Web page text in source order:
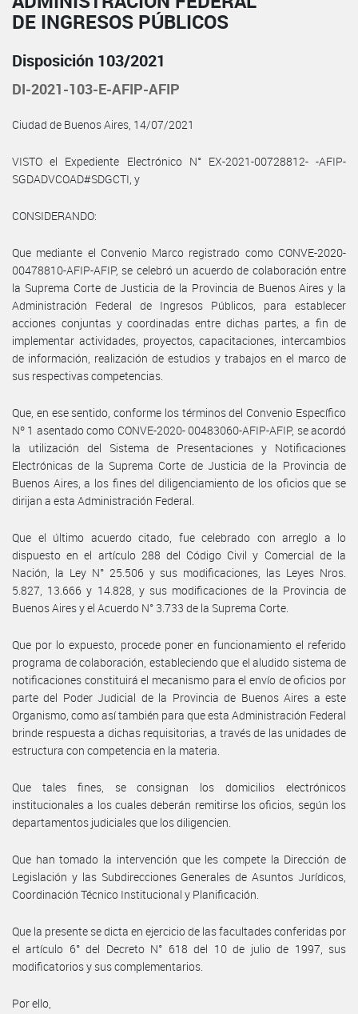
DE INGRESOS PÚBLICOS
Disposición 103/2021
DI-2021-103-E-AFIP-AFIP
Ciudad de Buenos Aires, 14/07/2021
VISTO el Expediente Electrónico N° EX-2021-00728812- -AFIP-
SGDADVCOAD#SDGCTI, y
CONSIDERANDO:
Que mediante el Convenio Marco registrado como CONVE-2020-
00478810-AFIP-AFIP, se celebró un acuerdo de colaboración entre
la Suprema Corte de Justicia de la Provincia de Buenos Aires y la
Administración Federal de Ingresos Públicos, para establecer
acciones conjuntas y coordinadas entre dichas partes, a fin de
implementar actividades, proyectos, capacitaciones, intercambios
de información, realización de estudios y trabajos en el marco de
sus respectivas competencias.
Que, en ese sentido, conforme los términos del Convenio Específico
Nº 1 asentado como CONVE-2020- 00483060-AFIP-AFIP, se acordó
la utilización del Sistema de Presentaciones y Notificaciones
Electrónicas de la Suprema Corte de Justicia de la Provincia de
Buenos Aires, a los fines del diligenciamiento de los oficios que se
dirijan a esta Administración Federal.
Que el último acuerdo citado, fue celebrado con arreglo a lo
dispuesto en el artículo 288 del Código Civil y Comercial de la
Nación, la Ley N° 25.506 y sus modificaciones, las Leyes Nros.
5.827, 13.666 y 14.828, y sus modificaciones de la Provincia de
Buenos Aires y el Acuerdo N° 3.733 de la Suprema Corte.
Que por lo expuesto, procede poner en funcionamiento el referido
programa de colaboración, estableciendo que el aludido sistema de
notificaciones constituirá el mecanismo para el envío de oficios por
parte del Poder Judicial de la Provincia de Buenos Aires a este
Organismo, como así también para que esta Administración Federal
brinde respuesta a dichas requisitorias, a través de las unidades de
estructura con competencia en la materia.
Que tales fines, se consignan los domicilios electrónicos
institucionales a los cuales deberán remitirse los oficios, según los
departamentos judiciales que los diligencien.
Que han tomado la intervención que les compete la Dirección de
Legislación y las Subdirecciones Generales de Asuntos Jurídicos,
Coordinación Técnico Institucional y Planificación.
Que la presente se dicta en ejercicio de las facultades conferidas por
el artículo 6° del Decreto N° 618 del 10 de julio de 1997, sus
modificatorios y sus complementarios.
Por ello,